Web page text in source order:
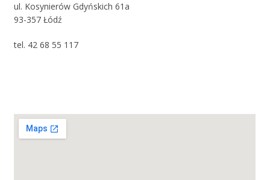
ul. Kosynierów Gdyńskich 61a
93-357 Łódź
tel. 42 68 55 117